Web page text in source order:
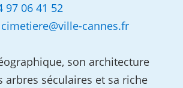
97 06 41 52
cimetiere@ville-cannes.fr
son architecture
arbres séculaires et sa riche